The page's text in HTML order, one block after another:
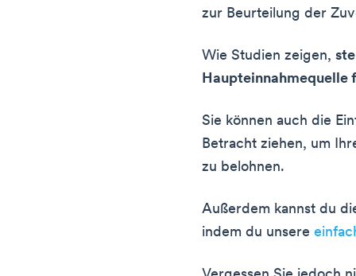
zur Beurteilung der
Wie Studien zeigen,
Haupteinnahmequelle
Sie können auch die
Betracht ziehen, um
zu belohnen.
Außerdem kannst du
indem du unsere